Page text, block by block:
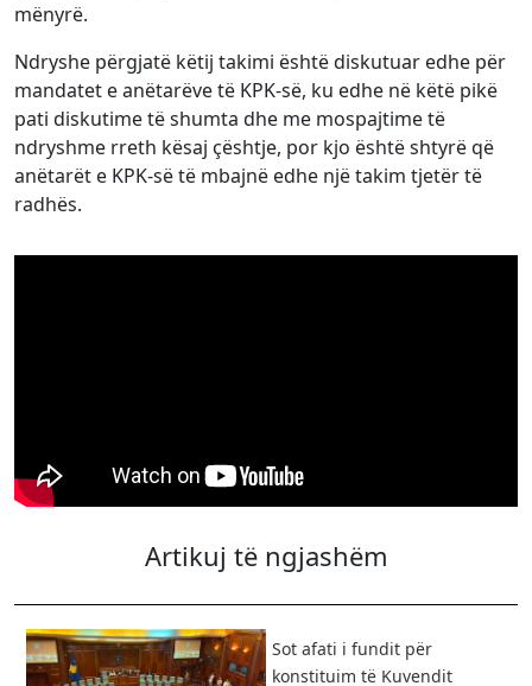
mënyrë.
Ndryshe përgjatë këtij takimi është diskutuar edhe për
mandatet e anëtarëve të KPK-së, ku edhe në këtë pikë
pati diskutime të shumta dhe me mospajtime të
ndryshme rreth kësaj çështje, por kjo është shtyrë që
anëtarët e KPK-së të mbajnë edhe një takim tjetër të
radhës.
Artikuj të ngjashëm
Sot afati i fundit për
konstituim të Kuvendit